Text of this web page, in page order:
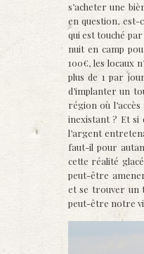
s’acheter une
en question, est-
qui est touché
nuit en camp
100€, les locaux
plus de 1 par
d’implanter un
région où
inexistant ? Et si
l’argent
faut-il pour
cette réalité
peut-être
et se trouver un
peut-être notre